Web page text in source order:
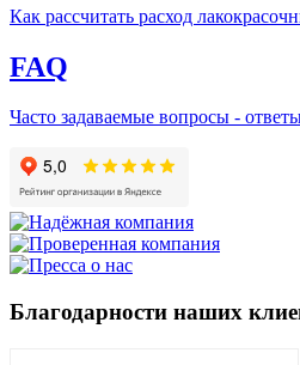
Как рассчитать расход
FAQ
Часто задаваемые вопросы -
Благодарности наших